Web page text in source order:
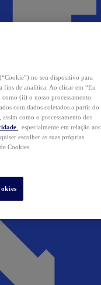
no seu dispositivo para
fins de analítica. Ao clicar em “Eu
(ii) o nosso processamento
com dados coletados a partir do
como o processamento dos
, especialmente em relação aos
escolher as suas próprias
Cookies.